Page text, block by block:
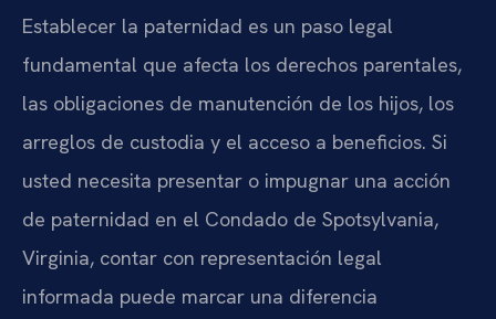
Establecer la paternidad es un paso legal
fundamental que afecta los derechos parentales,
las obligaciones de manutención de los hijos, los
arreglos de custodia y el acceso a beneficios. Si
usted necesita presentar o impugnar una acción
de paternidad en el Condado de Spotsylvania,
Virginia, contar con representación legal
informada puede marcar una diferencia